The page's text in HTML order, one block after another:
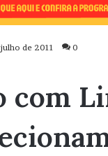
de 2011 0
com